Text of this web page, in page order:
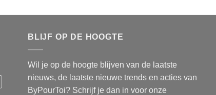
BLIJF OP DE HOOGTE
Wil je op de hoogte blijven van de laatste
nieuws, de laatste nieuwe trends en acties van
ByPourToi? Schrijf je dan in voor onze